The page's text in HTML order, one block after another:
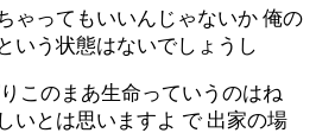
ゃってもいいんじゃないか 俺の
いう状態はないでしょうし
このまあ生命っていうのはね
いとは思いますよ で 出家の場